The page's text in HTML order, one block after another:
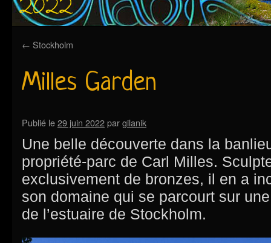
← Stockholm
Milles Garden
Publié le29 juin 2022pargilanik
Une belle découverte dans la
propriété-parc de Carl Milles.
exclusivement de bronzes, il en a
son domaine qui se parcourt sur
de l’estuaire de Stockholm.